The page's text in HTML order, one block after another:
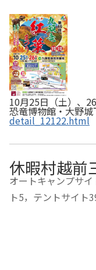
10月25日（土）、26
恐竜博物館・大野
detail_12122.html
休暇村越前
オートキャンプサ
ト5，テントサイト